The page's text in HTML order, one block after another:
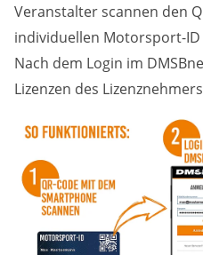
Veranstalter scannen den
individuellen Motorsport-
Nach dem Login im
Lizenzen des